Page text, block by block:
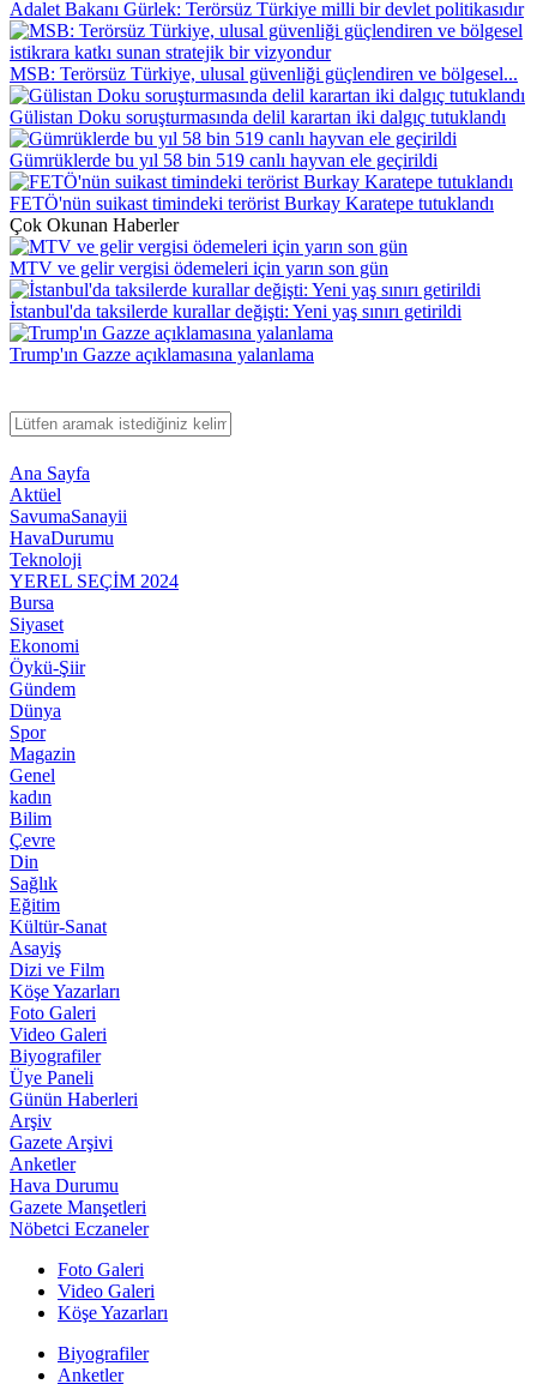
Adalet Bakanı Gürlek: Terörsüz Türkiye milli bir devlet politikasıdır
MSB: Terörsüz Türkiye, ulusal güvenliği güçlendiren ve bölgesel...
Gülistan Doku soruşturmasında delil karartan iki dalgıç tutuklandı
Gümrüklerde bu yıl 58 bin 519 canlı hayvan ele geçirildi
FETÖ'nün suikast timindeki terörist Burkay Karatepe tutuklandı
Çok Okunan Haberler
MTV ve gelir vergisi ödemeleri için yarın son gün
İstanbul'da taksilerde kurallar değişti: Yeni yaş sınırı getirildi
Trump'ın Gazze açıklamasına yalanlama
Ana Sayfa
Aktüel
SavumaSanayii
HavaDurumu
Teknoloji
YEREL SEÇİM 2024
Bursa
Siyaset
Ekonomi
Öykü-Şiir
Gündem
Dünya
Spor
Magazin
Genel
kadın
Bilim
Çevre
Din
Sağlık
Eğitim
Kültür-Sanat
Asayiş
Dizi ve Film
Köşe Yazarları
Foto Galeri
Video Galeri
Biyografiler
Üye Paneli
Günün Haberleri
Arşiv
Gazete Arşivi
Anketler
Hava Durumu
Gazete Manşetleri
Nöbetci Eczaneler
Foto Galeri
Video Galeri
Köşe Yazarları
Biyografiler
Anketler